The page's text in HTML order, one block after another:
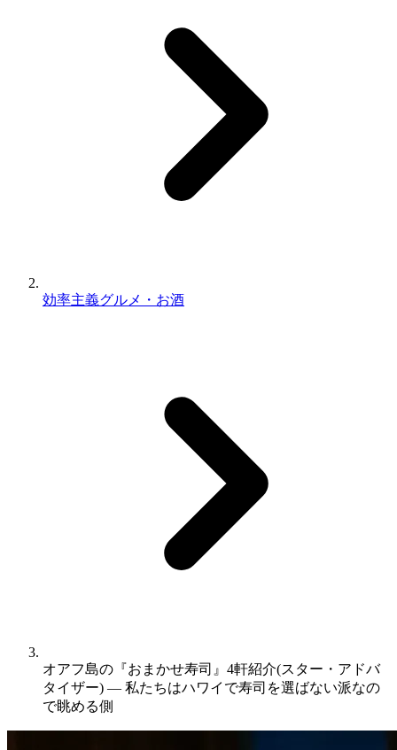
効率主義グルメ・お酒
オアフ島の『おまかせ寿司』4軒紹介(スター・アドバ
タイザー) ― 私たちはハワイで寿司を選ばない派なの
で眺める側